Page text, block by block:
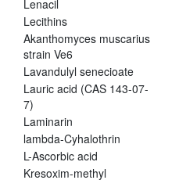
Lenacil
Lecithins
Akanthomyces muscarius
strain Ve6
Lavandulyl senecioate
Lauric acid (CAS 143-07-
7)
Laminarin
lambda-Cyhalothrin
L-Ascorbic acid
Kresoxim-methyl